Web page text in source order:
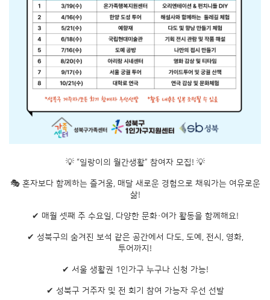
💡 “일랑이의 월간생활” 참여자 모집! 💡
🎭 혼자보다 함께하는 즐거움, 매달 새로운 경험으로 채워가는 여유로운
삶!
✔ 매월 셋째 주 수요일, 다양한 문화·여가 활동을 함께해요!
✔ 성북구의 숨겨진 보석 같은 공간에서 다도, 도예, 전시, 영화,
투어까지!
✔ 서울 생활권 1인가구 누구나 신청 가능!
✔ 성북구 거주자 및 전 회기 참여 가능자 우선 선발